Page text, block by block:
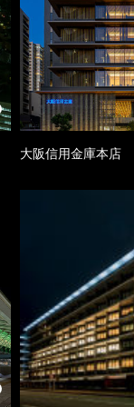
大阪信用金庫本店